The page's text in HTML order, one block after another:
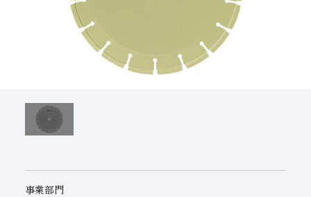
ダイヤの輪
経営理念
各製品の安全な取扱いについて
品質への取り組み
環境への取り組み
IRカレンダー
ディスクロージャーポリシー
事業部門